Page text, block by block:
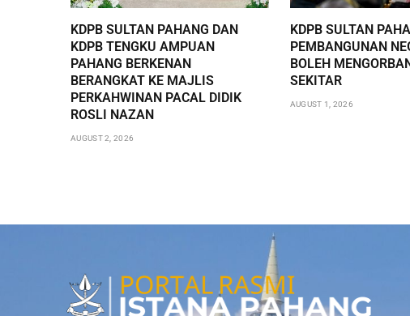
KDPB SULTAN PAHANG DAN
KDPB TENGKU AMPUAN
PAHANG BERKENAN
BERANGKAT KE MAJLIS
PERKAHWINAN PACAL DIDIK
ROSLI NAZAN
AUGUST 2, 2026
KDPB SULTAN
PEMBANGUNAN
BOLEH
SEKITAR
AUGUST 1, 2026